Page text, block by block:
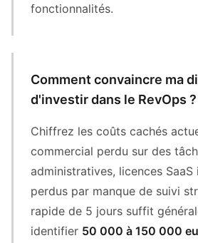
fonctionnalités.
Comment convaincre ma
d'investir dans le RevOps ?
Chiffrez les coûts cachés
commercial perdu sur des
administratives, licences SaaS
perdus par manque de suivi
rapide de 5 jours suffit
identifier 50 000 à 150 000